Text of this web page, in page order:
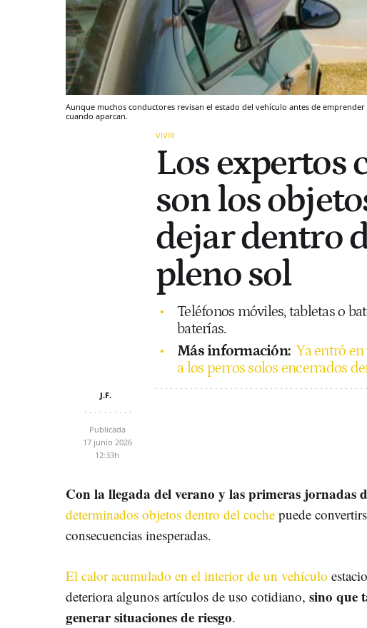
Aunque muchos conductores revisan el estado del vehículo antes de
cuando aparcan.
VIVIR
Los expertos
son los
dejar dentro
pleno sol
Teléfonos móviles, tabletas o
baterías.
Más información: Ya entró
a los perros solos encerrados
J.F.
Publicada
17 junio 2026
12:33h
Con la llegada del verano y las primeras jornadas
determinados objetos dentro del coche puede
consecuencias inesperadas.
El calor acumulado en el interior de un vehículo
deteriora algunos artículos de uso cotidiano, sino que
generar situaciones de riesgo.